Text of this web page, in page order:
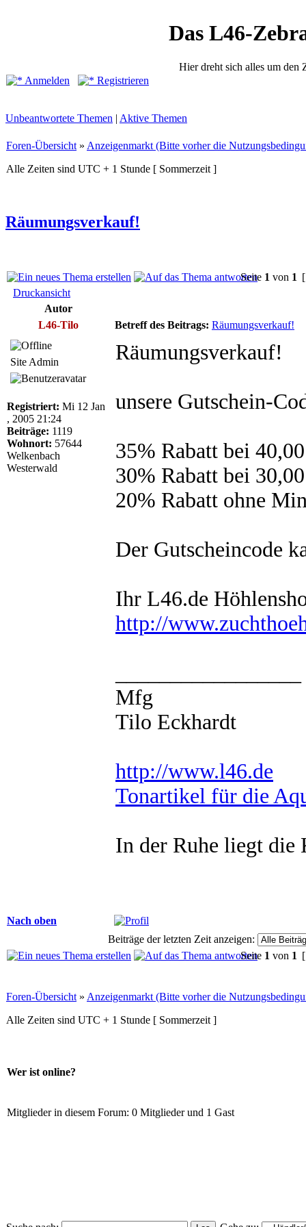
Das L46-
Hier dreht sich alles um den
Anmelden
Registrieren
Unbeantwortete Themen | Aktive Themen
Foren-Übersicht » Anzeigenmarkt (Bitte vorher die
Alle Zeiten sind UTC + 1 Stunde [ Sommerzeit ]
Räumungsverkauf!
Seite 1 von 1
Druckansicht
Autor
L46-Tilo
Betreff des Beitrags: Räumungsverkauf!
Site Admin
Registriert: Mi 12 Jan
, 2005 21:24
Beiträge: 1119
Wohnort: 57644
Welkenbach
Westerwald
Räumungsverkauf!
unsere Gutschein-
35% Rabatt bei
30% Rabatt bei
20% Rabatt ohne
Der Gutscheincode
Ihr L46.de
http://
Mfg
Tilo Eckhardt
http://www.l46.de
Tonartikel für die
In der Ruhe liegt die
Nach oben
Beiträge der letzten Zeit anzeigen:
Seite 1 von 1
Foren-Übersicht » Anzeigenmarkt (Bitte vorher die
Alle Zeiten sind UTC + 1 Stunde [ Sommerzeit ]
Wer ist online?
Mitglieder in diesem Forum: 0 Mitglieder und 1 Gast